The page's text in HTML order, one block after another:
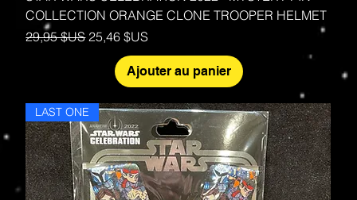
COLLECTION ORANGE CLONE TROOPER HELMET
Prix original
29,95 $US Prix promotionnel
25,46 $US
Ajouter au panier
LAST ONE